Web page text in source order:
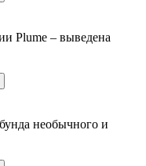
Plume – выведена
необычного и